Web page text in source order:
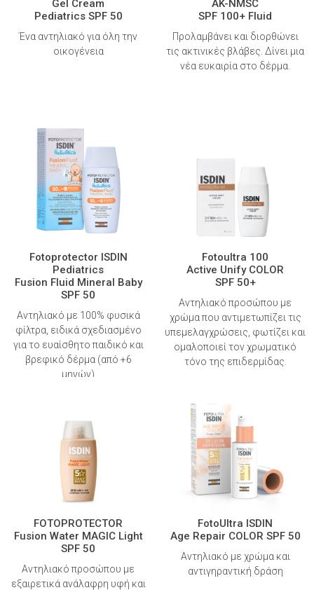
Gel Cream
Pediatrics SPF 50
Ένα αντηλιακό για όλη την
οικογένεια
AK-NMSC
SPF 100+ Fluid
Προλαμβάνει και διορθώνει
τις ακτινικές βλάβες. Δίνει μια
νέα ευκαιρία στο δέρμα.
Fotoprotector ISDIN
Pediatrics
Fusion Fluid Mineral Baby
SPF 50
Αντηλιακό με 100% φυσικά
φίλτρα, ειδικά σχεδιασμένο
για το ευαίσθητο παιδικό και
βρεφικό δέρμα (από +6
μηνών)
Fotoultra 100
Active Unify COLOR
SPF 50+
Αντηλιακό προσώπου με
χρώμα που αντιμετωπίζει τις
υπεμελαγχρώσεις, φωτίζει και
ομαλοποιεί τον χρωματικό
τόνο της επιδερμίδας.
FOTOPROTECTOR
Fusion Water MAGIC Light
SPF 50
Αντηλιακό προσώπου με
εξαιρετικά ανάλαφρη υφή και
FotoUltra ISDIN
Age Repair COLOR SPF 50
Αντηλιακό με χρώμα και
αντιγηραντική δράση